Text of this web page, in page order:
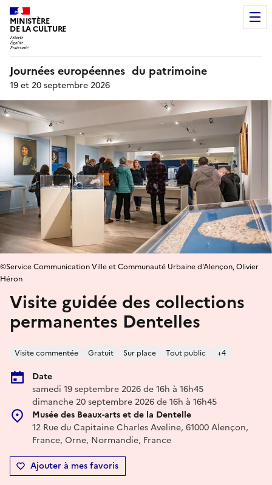
MINISTÈRE
DE LA CULTURE
Journées européennes du patrimoine
19 et 20 septembre 2026
Visite guidée des collections
permanentes Dentelles
Visite commentée Gratuit Sur place Tout public +4
Date
samedi 19 septembre 2026 de 16h à 16h45
dimanche 20 septembre 2026 de 16h à 16h45
Musée des Beaux-arts et de la Dentelle
12 Rue du Capitaine Charles Aveline, 61000 Alençon,
France, Orne, Normandie, France
Ajouter à mes favoris
©Service Communication Ville et Communauté Urbaine d'Alençon, Olivier
Héron